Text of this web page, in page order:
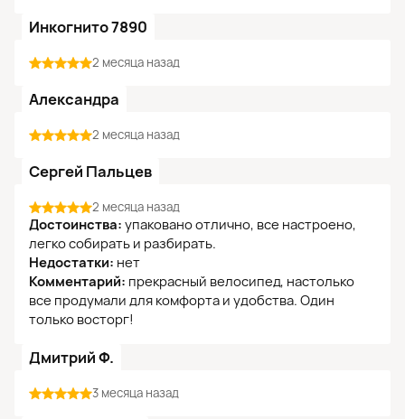
Инкогнито 7890
2 месяца назад
Александра
2 месяца назад
Сергей Пальцев
2 месяца назад
Достоинства: упаковано отлично, все настроено,
легко собирать и разбирать.
Недостатки: нет
Комментарий: прекрасный велосипед, настолько
все продумали для комфорта и удобства. Один
только восторг!
Дмитрий Ф.
3 месяца назад